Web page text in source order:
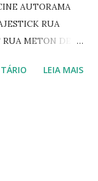
AUTORAMA
RUA
METON DE
PEIXOTO 1206
☆CINE ECLIPSE
LEIA MAIS